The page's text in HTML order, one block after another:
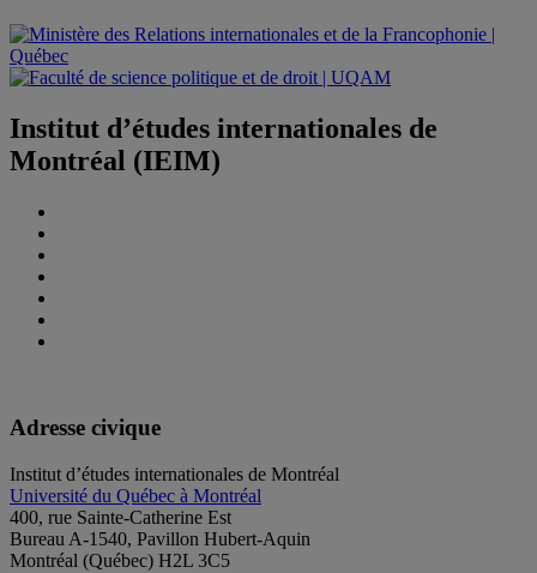
Institut d’études internationales de
Montréal (IEIM)
Adresse civique
Institut d’études internationales de Montréal
Université du Québec à Montréal
400, rue Sainte-Catherine Est
Bureau A-1540, Pavillon Hubert-Aquin
Montréal (Québec) H2L 3C5